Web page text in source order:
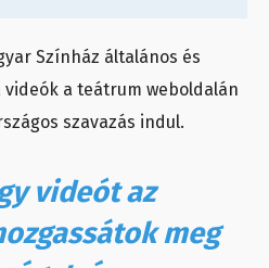
Színház általános és
videók a teátrum weboldalán
szavazás indul.
videót az
meg